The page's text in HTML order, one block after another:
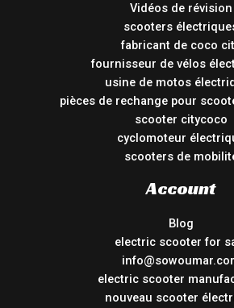
Vidéos de révision
scooters
fabricant de coco
fournisseur de vélos
usine de motos
pièces de rechange pour
scooter citycoco
cyclomoteur
scooters de
Account
Blog
electric scooter for
electric scooter
nouveau scooter